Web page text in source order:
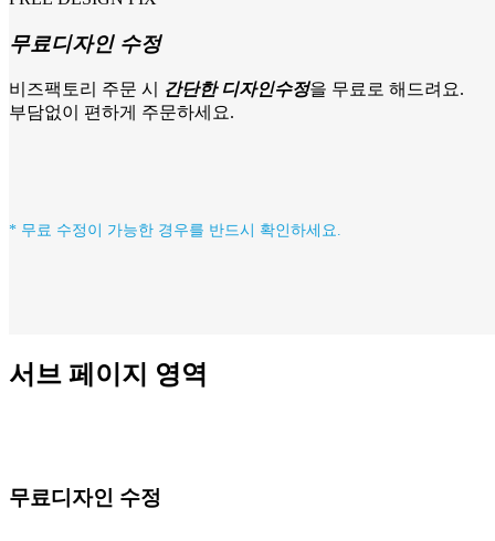
무료디자인 수정
비즈팩토리 주문 시 간단한 디자인수정을 무료로 해드려요.
부담없이 편하게 주문하세요.
* 무료 수정이 가능한 경우를 반드시 확인하세요.
서브 페이지 영역
무료디자인 수정